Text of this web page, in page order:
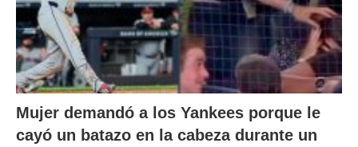
Mujer demandó a los Yankees porque le
cayó un batazo en la cabeza durante un